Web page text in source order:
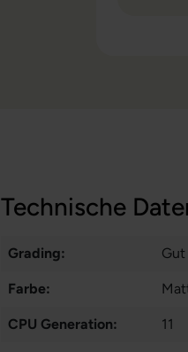
Technische
Grading: Gut
Farbe:
CPU Generation: 11